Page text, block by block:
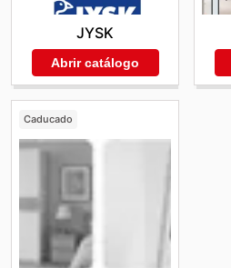
JYSK
Abrir catálogo
Caducado